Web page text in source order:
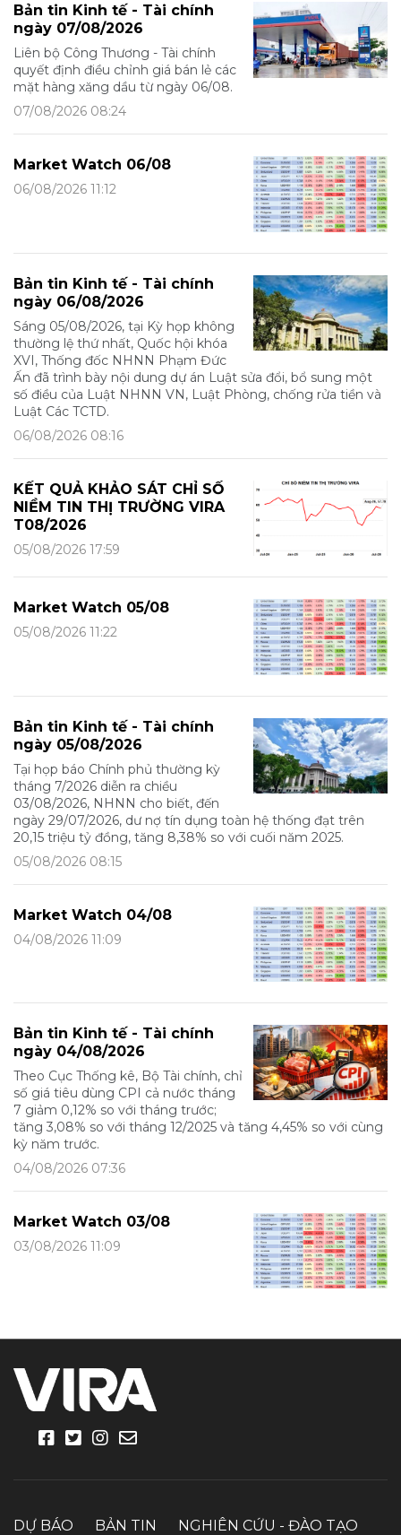
Bản tin Kinh tế - Tài chính
ngày 07/08/2026
Liên bộ Công Thương - Tài chính
quyết định điều chỉnh giá bán lẻ các
mặt hàng xăng dầu từ ngày 06/08.
07/08/2026 08:24
Market Watch 06/08
06/08/2026 11:12
Bản tin Kinh tế - Tài chính
ngày 06/08/2026
Sáng 05/08/2026, tại Kỳ họp không
thường lệ thứ nhất, Quốc hội khóa
XVI, Thống đốc NHNN Phạm Đức
Ấn đã trình bày nội dung dự án Luật sửa đổi, bổ sung một
số điều của Luật NHNN VN, Luật Phòng, chống rửa tiền và
Luật Các TCTD.
06/08/2026 08:16
KẾT QUẢ KHẢO SÁT CHỈ SỐ
NIỀM TIN THỊ TRƯỜNG VIRA
T08/2026
05/08/2026 17:59
Market Watch 05/08
05/08/2026 11:22
Bản tin Kinh tế - Tài chính
ngày 05/08/2026
Tại họp báo Chính phủ thường kỳ
tháng 7/2026 diễn ra chiều
03/08/2026, NHNN cho biết, đến
ngày 29/07/2026, dư nợ tín dụng toàn hệ thống đạt trên
20,15 triệu tỷ đồng, tăng 8,38% so với cuối năm 2025.
05/08/2026 08:15
Market Watch 04/08
04/08/2026 11:09
Bản tin Kinh tế - Tài chính
ngày 04/08/2026
Theo Cục Thống kê, Bộ Tài chính, chỉ
số giá tiêu dùng CPI cả nước tháng
7 giảm 0,12% so với tháng trước;
tăng 3,08% so với tháng 12/2025 và tăng 4,45% so với cùng
kỳ năm trước.
04/08/2026 07:36
Market Watch 03/08
03/08/2026 11:09
DỰ BÁO BẢN TIN NGHIÊN CỨU - ĐÀO TẠO